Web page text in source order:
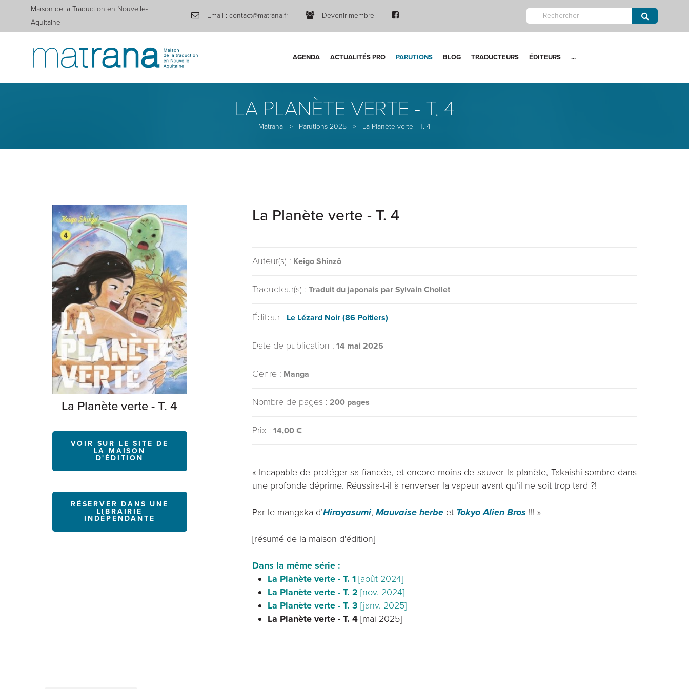
Maison de la Traduction en Nouvelle-
Aquitaine
Email : contact@matrana.fr Devenir membre
AGENDA ACTUALITÉS PRO PARUTIONS BLOG TRADUCTEURS ÉDITEURS ...
LA PLANÈTE VERTE - T. 4
Matrana > Parutions 2025 > La Planète verte - T. 4
La Planète verte - T. 4
VOIR SUR LE SITE DE
LA MAISON
D'ÉDITION
RÉSERVER DANS UNE
LIBRAIRIE
INDÉPENDANTE
La Planète verte - T. 4
Auteur(s) : Keigo Shinzô
Traducteur(s) : Traduit du japonais par Sylvain Chollet
Éditeur : Le Lézard Noir (86 Poitiers)
Date de publication : 14 mai 2025
Genre : Manga
Nombre de pages : 200 pages
Prix : 14,00 €
« Incapable de protéger sa fiancée, et encore moins de sauver la planète, Takaishi sombre dans
une profonde déprime. Réussira-t-il à renverser la vapeur avant qu’il ne soit trop tard ?!
Par le mangaka d’Hirayasumi, Mauvaise herbe et Tokyo Alien Bros !!! »
[résumé de la maison d'édition]
Dans la même série :
La Planète verte - T. 1 [août 2024]
La Planète verte - T. 2 [nov. 2024]
La Planète verte - T. 3 [janv. 2025]
La Planète verte - T. 4 [mai 2025]